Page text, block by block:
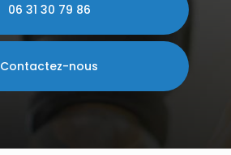
06 31 30 79 86
Contactez-nous